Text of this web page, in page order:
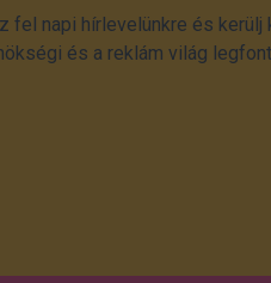
fel napi hírlevelünkre és kerülj
és a reklám világ